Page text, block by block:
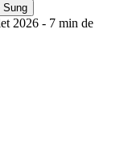
Sung
2026 - 7 min de